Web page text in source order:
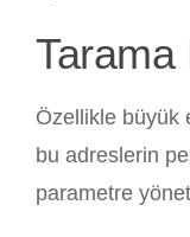
Tarama
Özellikle büyük
bu adreslerin
parametre